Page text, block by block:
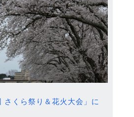
さくら祭り＆花火大会」に